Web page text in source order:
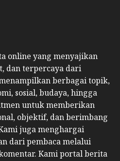
online yang menyajikan
dan terpercaya dari
berbagai topik,
sosial, budaya, hingga
untuk memberikan
objektif, dan berimbang
juga menghargai
dari pembaca melalui
Kami portal berita